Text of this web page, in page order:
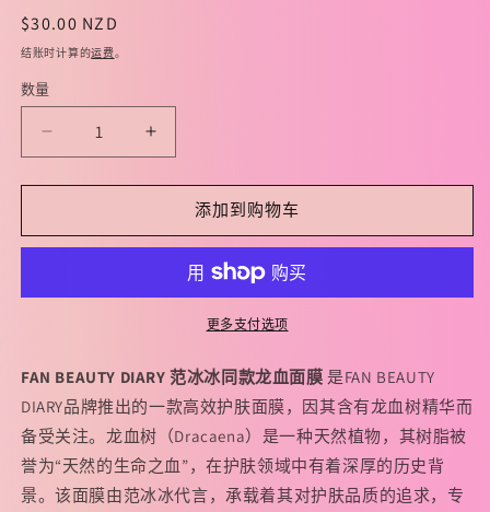
1
常
规
格
$30.00 NZD
结账时计算的运费。
数量
DIARY
冰
款
【龙
血】
修
复
BEAUTY
DIARY
冰
款
【龙
血】
修
复
添加到购物车
更多支付选项
FAN BEAUTY DIARY 范冰冰同款龙血面膜 是FAN BEAUTY
DIARY品牌推出的一款高效护肤面膜，因其含有龙血树精华而
备受关注。龙血树（Dracaena）是一种天然植物，其树脂被
誉为“天然的生命之血”，在护肤领域中有着深厚的历史背
景。该面膜由范冰冰代言，承载着其对护肤品质的追求，专